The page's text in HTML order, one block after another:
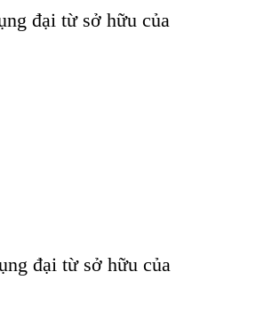
đại từ sở hữu của
đại từ sở hữu của